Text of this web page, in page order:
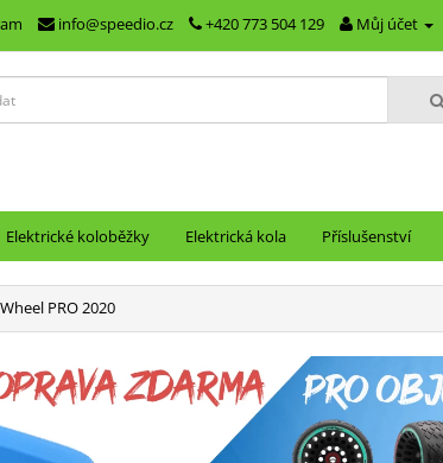
info@speedio.cz +420 773 504 129 Můj účet
Elektrické koloběžky Elektrická kola Příslušenství
PRO 2020